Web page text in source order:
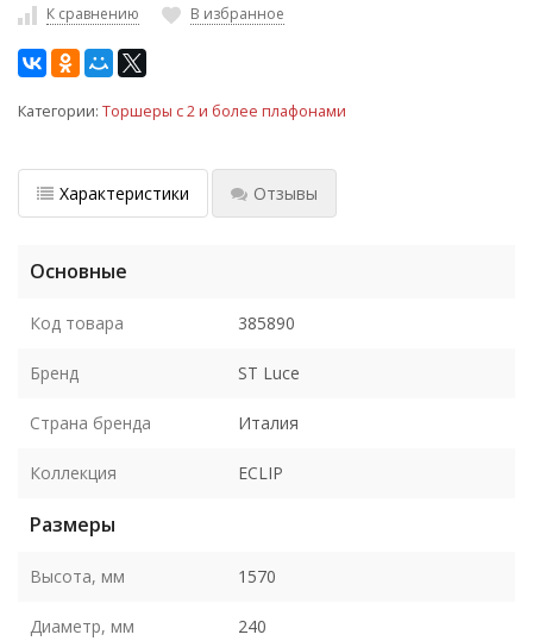
К сравнению В избранное
Категории: Торшеры с 2 и более плафонами
Характеристики Отзывы
Основные
Код товара 385890
Бренд ST Luce
Страна бренда Италия
Коллекция ECLIP
Размеры
Высота, мм 1570
Диаметр, мм 240